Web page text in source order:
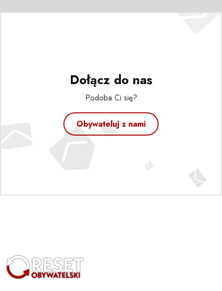
Dołącz do nas
Podoba Ci się?
Obywateluj z nami